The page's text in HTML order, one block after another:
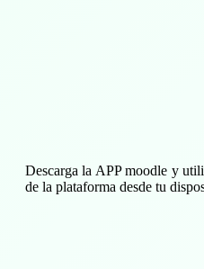
Descarga la APP moodle y
de la plataforma desde tu